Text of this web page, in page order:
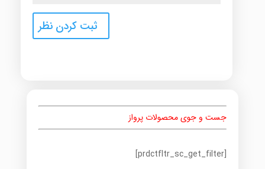
جست و جوی محصولات پرواز
[prdctfltr_sc_get_filter]